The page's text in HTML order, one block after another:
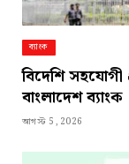
ব্যাংক
বিদেশি
বাংলাদেশ ব্যাংক
আগস্ট 5, 2026